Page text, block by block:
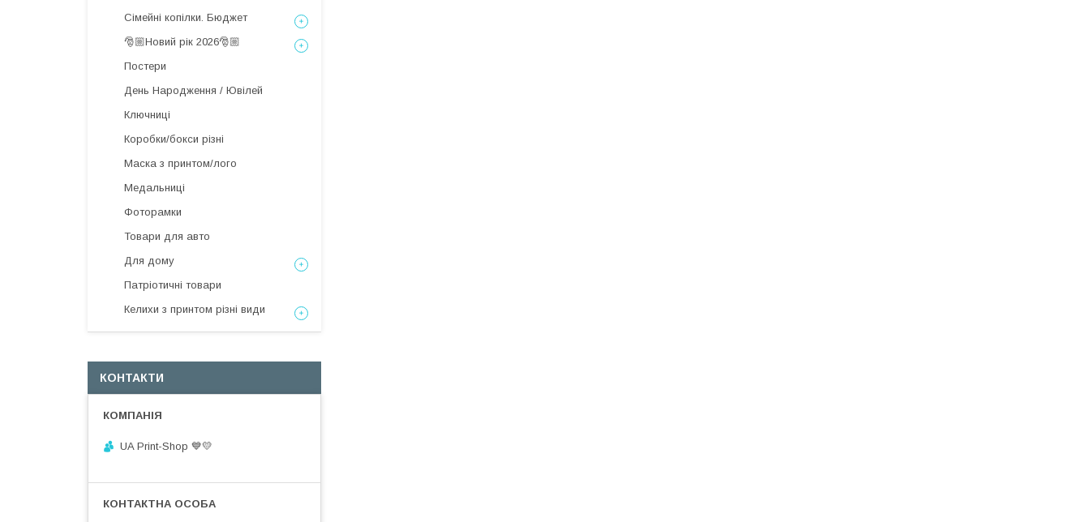
Сімейні копілки. Бюджет
🎅🏼Новий рік 2026🎅🏼
Постери
День Народження / Ювілей
Ключниці
Коробки/бокси різні
Маска з принтом/лого
Медальниці
Фоторамки
Товари для авто
Для дому
Патріотичні товари
Келихи з принтом різні види
КОНТАКТИ
UA Print-Shop ​💙💛